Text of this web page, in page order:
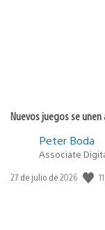
Nuevos juegos se
Peter Boda
Associate
Fecha
27 de julio de 2026